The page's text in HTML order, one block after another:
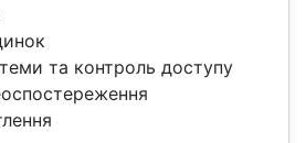
та контроль доступу